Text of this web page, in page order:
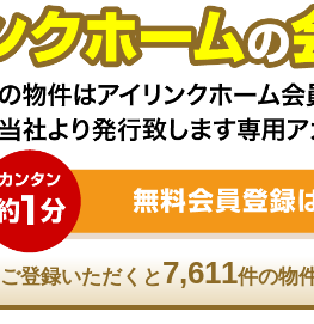
ご登録いただくと7,611件の物